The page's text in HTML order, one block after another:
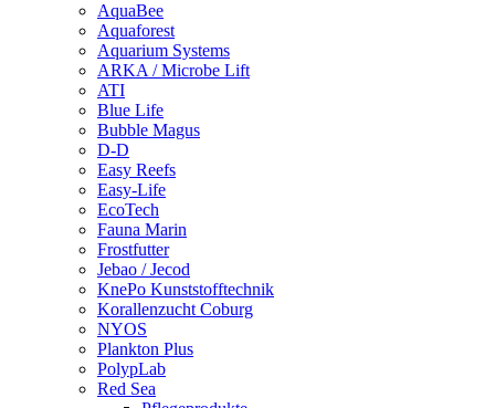
AquaBee
Aquaforest
Aquarium Systems
ARKA / Microbe Lift
ATI
Blue Life
Bubble Magus
D-D
Easy Reefs
Easy-Life
EcoTech
Fauna Marin
Frostfutter
Jebao / Jecod
KnePo Kunststofftechnik
Korallenzucht Coburg
NYOS
Plankton Plus
PolypLab
Red Sea